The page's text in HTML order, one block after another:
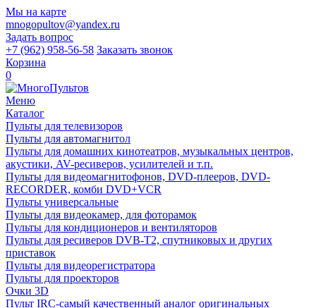
Мы на карте
mnogopultov@yandex.ru
Задать вопрос
+7 (962) 958-56-58 Заказать звонок
Корзина
0
Меню
Каталог
Пульты для телевизоров
Пульты для автомагнитол
Пульты для домашних кинотеатров, музыкальных центров,
акустики, AV-ресиверов, усилителей и т.п.
Пульты для видеомагнитофонов, DVD-плееров, DVD-
RECORDER, комби DVD+VCR
Пульты универсальные
Пульты для видеокамер, для фоторамок
Пульты для кондиционеров и вентиляторов
Пульты для ресиверов DVB-T2, спутниковых и других
приставок
Пульты для видеорегистратора
Пульты для проекторов
Очки 3D
Пульт IRC-самый качественный аналог оригинальных